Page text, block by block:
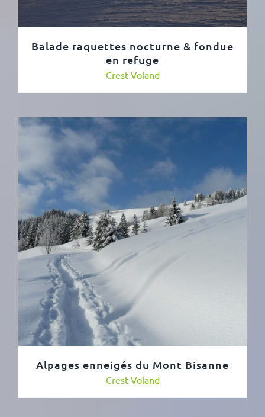
Balade raquettes nocturne & fondue
en refuge
Crest Voland
Alpages enneigés du Mont Bisanne
Crest Voland